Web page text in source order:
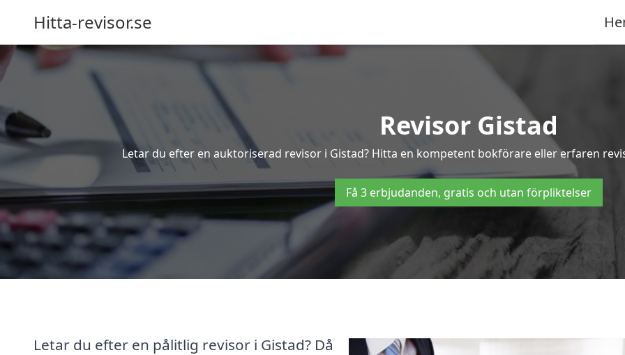
Hitta-revisor.se
Revisor Gistad
Letar du efter en auktoriserad revisor i Gistad? Hitta en kompetent bokförare eller erfaren
Få 3 erbjudanden, gratis och utan förpliktelser
Letar du efter en pålitlig revisor i Gistad? Då